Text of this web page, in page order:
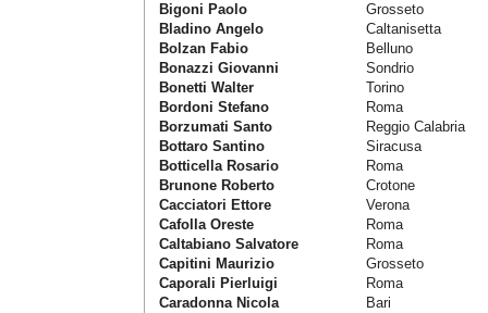
Bigoni Paolo
Grosseto
Bladino Angelo
Caltanisetta
Bolzan Fabio
Belluno
Bonazzi Giovanni
Sondrio
Bonetti Walter
Torino
Bordoni Stefano
Roma
Borzumati Santo
Reggio Calabria
Bottaro Santino
Siracusa
Botticella Rosario
Roma
Brunone Roberto
Crotone
Cacciatori Ettore
Verona
Cafolla Oreste
Roma
Caltabiano Salvatore
Roma
Capitini Maurizio
Grosseto
Caporali Pierluigi
Roma
Caradonna Nicola
Bari